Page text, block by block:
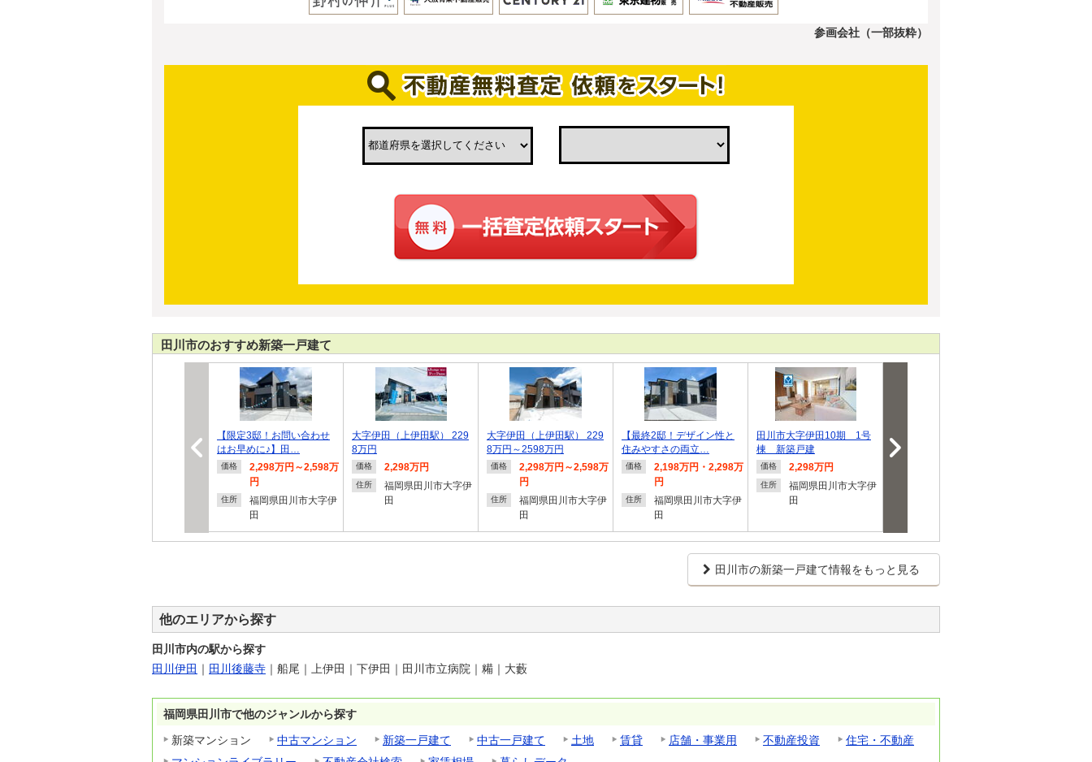
参画会社（一部抜粋）
田川市のおすすめ新築一戸建て
【限定3邸！お問い合わせ
はお早めに♪】田…
価格
2,298万円～2,598万
円
住所
福岡県田川市大字伊
田
大字伊田（上伊田駅） 229
8万円
価格 2,298万円
住所
福岡県田川市大字伊
田
大字伊田（上伊田駅） 229
8万円～2598万円
価格
2,298万円～2,598万
円
住所
福岡県田川市大字伊
田
【最終2邸！デザイン性と
住みやすさの両立…
価格
2,198万円・2,298万
円
住所
福岡県田川市大字伊
田
田川市大字伊田10期 1号
棟 新築戸建
価格 2,298万円
住所
福岡県田川市大字伊
田
新築戸建
田川市の新築一戸建て情報をもっと見る
他のエリアから探す
田川市内の駅から探す
田川伊田 ｜ 田川後藤寺 ｜ 船尾 ｜ 上伊田 ｜ 下伊田 ｜ 田川市立病院 ｜ 糒 ｜ 大藪
福岡県田川市で他のジャンルから探す
新築マンション
中古マンション 新築一戸建て 中古一戸建て 土地 賃貸 店舗・事業用 不動産投資
住宅・不動産